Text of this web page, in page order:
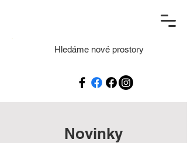
Hledáme nové prostory
Novinky